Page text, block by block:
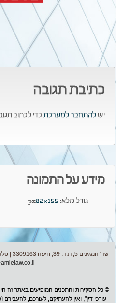
כתיבת תגובה
ישלהתחבר למערכתכדי לכתוב
מידע על התמונה
גודל מלא:155×82
px
שד' המגינים 5, ת.ד. 39, חיפה 3309163 | טלפון: 04-8626555 | פקס: 04-8622996 |
© כל הסקירות והתכנים המופיעים באתר זה
עורכי דין", ואין להעתיקם, לעורכם,